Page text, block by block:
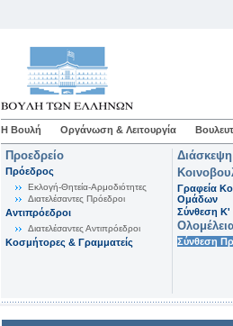
Η Βουλή Οργάνωση & Λειτουργία
Προεδρείο
Πρόεδρος
Εκλογή-Θητεία-Αρμοδιότητες
Διατελέσαντες Πρόεδροι
Αντιπρόεδροι
Διατελέσαντες Αντιπρόεδροι
Κοσμήτορες & Γραμματείς
Γραφεία
Ομάδων
Σύνθεση K'
Σύνθεση